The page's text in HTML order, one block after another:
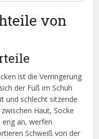
von
ist die Verringerung
der Fuß im Schuh
und schlecht sitzende
Haut, Socke
eng an, werfen
Schweiß von der